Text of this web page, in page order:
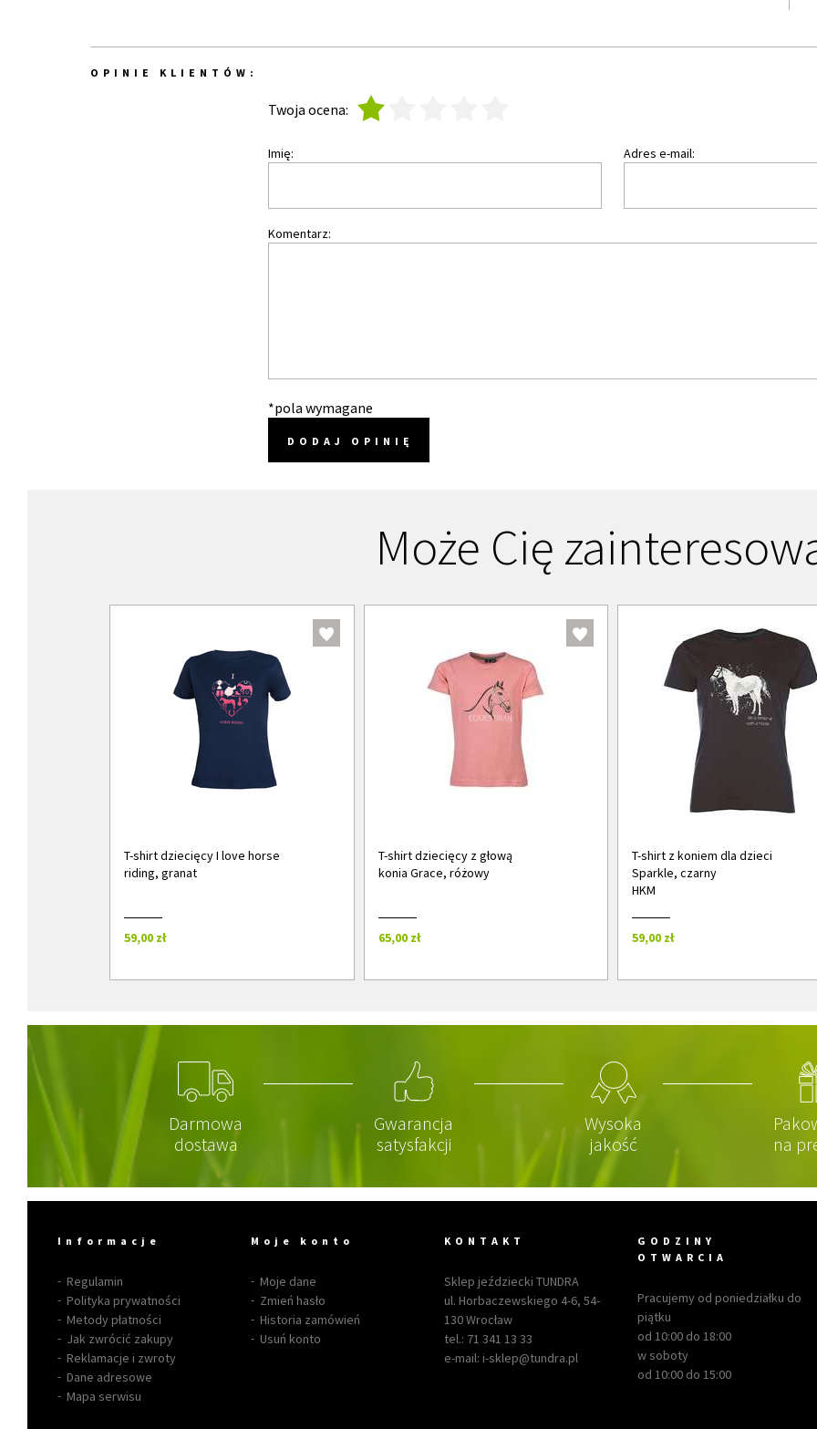
OPINIE KLIENTÓW:
Twoja ocena:
Imię: Adres e-mail:
Komentarz:
*pola wymagane
DODAJ OPINIĘ
Może Cię
T-shirt dziecięcy I love horse
riding, granat
59,00 zł
T-shirt dziecięcy z głową
konia Grace, różowy
65,00 zł
T-shirt z koniem dla dzieci
Sparkle, czarny
HKM
59,00 zł
Darmowa
dostawa
Gwarancja
satysfakcji
Wysoka
jakość
na
Informacje
Regulamin
Polityka prywatności
Metody płatności
Jak zwrócić zakupy
Reklamacje i zwroty
Dane adresowe
Mapa serwisu
Moje konto
Moje dane
Zmień hasło
Historia zamówień
Usuń konto
KONTAKT
Sklep jeździecki TUNDRA
ul. Horbaczewskiego 4-6, 54-
130 Wrocław
tel.: 71 341 13 33
e-mail: i-sklep@tundra.pl
GODZINY
OTWARCIA
Pracujemy od poniedziałku do
piątku
od 10:00 do 18:00
w soboty
od 10:00 do 15:00